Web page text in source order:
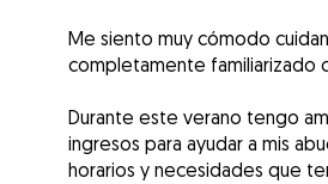
Me siento muy cómodo
completamente familiarizado
Durante este verano tengo
ingresos para ayudar a mis
horarios y necesidades que